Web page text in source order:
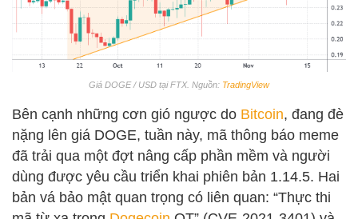
Giá DOGE / USD tại FTX. Nguồn: TradingView
Bên cạnh những cơn gió ngược do Bitcoin, đang đè
nặng lên giá DOGE, tuần này, mã thông báo meme
đã trải qua một đợt nâng cấp phần mềm và người
dùng được yêu cầu triển khai phiên bản 1.14.5. Hai
bản vá bảo mật quan trọng có liên quan: “Thực thi